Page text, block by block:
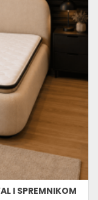
I SPREMNIKOM